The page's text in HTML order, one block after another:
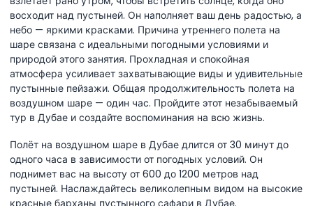
восходит над пустыней. Он наполняет ваш день радостью, а
небо — яркими красками. Причина утреннего полета на
шаре связана с идеальными погодными условиями и
природой этого занятия. Прохладная и спокойная
атмосфера усиливает захватывающие виды и удивительные
пустынные пейзажи. Общая продолжительность полета на
воздушном шаре — один час. Пройдите этот незабываемый
тур в Дубае и создайте воспоминания на всю жизнь.
Полёт на воздушном шаре в Дубае длится от 30 минут до
одного часа в зависимости от погодных условий. Он
поднимет вас на высоту от 600 до 1200 метров над
пустыней. Наслаждайтесь великолепным видом на высокие
красные барханы пустынного сафари в Дубае.